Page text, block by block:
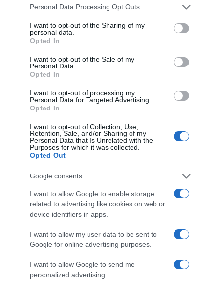
Please note that this website/app uses one or more Google
not limited to your visit or usage behaviour. You may click to
grant or deny consent to Google and its third-party tags to
use your data for below specified purposes in below Google
consent section.
Personal Data Processing Opt Outs
I want to opt-out of the Sharing of my
personal data.
Opted In
I want to opt-out of the Sale of my
Personal Data.
Opted In
I want to opt-out of processing my
Personal Data for Targeted Advertising.
Opted In
I want to opt-out of Collection, Use,
Retention, Sale, and/or Sharing of my
Personal Data that Is Unrelated with the
Purposes for which it was collected.
Opted Out
Google consents
I want to allow Google to enable storage
related to advertising like cookies on web or
device identifiers in apps.
I want to allow my user data to be sent to
Google for online advertising purposes.
I want to allow Google to send me
personalized advertising.
Λίζα που βρέθηκε νεκρή στην Κυψέλη
Η Αγγελική Ηλιάδη περιγράφει το θαύμα
που έζησε και πώς είδε τον Χριστό μπροστά
της: «Ήταν ό,τι πιο όμορφο έχω δει στη ζωή
Ο Γιάννης Φακίνος αποκάλυψε πώς έγινε
viral το τραγούδι του «Λογαριασμός» που
Μητσοτάκης στην υπογραφή συμφωνίας
για την ηλεκτρική διασύνδεση Ελλάδας –
Κύπρου: «Ισχυρή ψήφος εμπιστοσύνης» η
είσοδος της Meridiam στην GSI
Έφυγαν οι συνεργάτες, μένει η Μαρία
Καρυστιανού - Η επόμενη μέρα για την
«Ελπίδα για τη Δημοκρατία»
Canadair 515: Οι πρώτες εικόνες από την
κατασκευή του αεροσκάφους που θα
επιχειρεί και τη νύχτα στα μέτωπα της
φωτιάς
Marfin: Η 46χρονη πήρε προθεσμία για
να απολογηθεί την Τρίτη – «Είναι αθώα,
συμμετείχε στη διαδήλωση όπως και
100.000 άτομα»